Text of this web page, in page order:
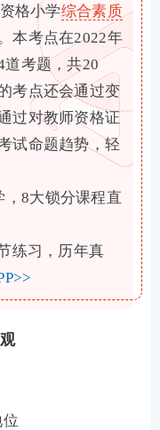
格小学综合素质
本考点在2022年
道考题，共20
考点还会通过变
过对教师资格证
试命题趋势，轻
，8大锁分课程直
练习，历年真